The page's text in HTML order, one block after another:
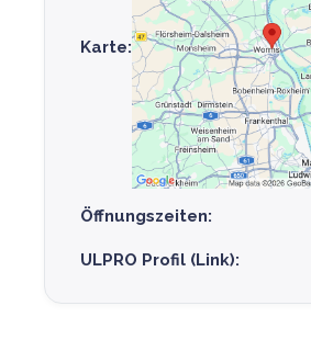
Karte:
Öffnungszeiten:
ULPRO Profil (Link):